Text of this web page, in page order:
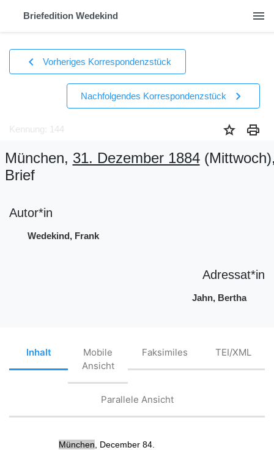
Briefedition Wedekind menu
chevron_left Vorheriges Korrespondenzstück
Nachfolgendes Korrespondenzstück chevron_right
Kennung: 144 star print
München, 31. Dezember 1884(Mittwoch)
Brief
Autor*in
Wedekind, Frank
Adressat*in
Jahn, Bertha
Inhalt
Mobile
Ansicht
Faksimiles TEI/XML
Parallele Ansicht
München , December 84.